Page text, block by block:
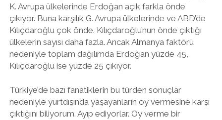
K. Avrupa ülkelerinde Erdoğan açık farkla önde
çıkıyor. Buna karşılık G. Avrupa ülkelerinde ve ABD’de
Kılıçdaroğlu çok önde. Kılıçdaroğlu’nun önde çıktığı
ülkelerin sayısı daha fazla. Ancak Almanya faktörü
nedeniyle toplam dağılımda Erdoğan yüzde 45,
Kılıçdaroğlu ise yüzde 25 çıkıyor.
Türkiye’de bazı fanatiklerin bu türden sonuçlar
nedeniyle yurtdışında yaşayanların oy vermesine karşı
çıktığını biliyorum. Ayıp ediyorlar. Oy verme bir